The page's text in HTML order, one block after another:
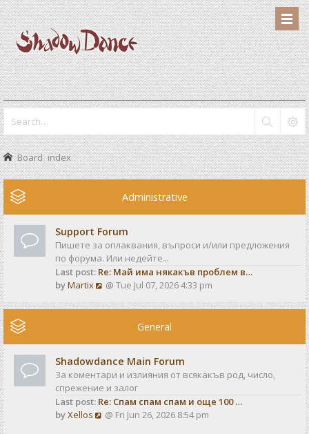
Board index
Administrative
Support Forum
Пишете за оплаквания, въпроси и/или предложения
по форума. Или недейте...
Last post: Re: Май има някакъв проблем в…
byMartix
V
e
e
l
a
t
e
@ Tue Jul 07, 2026 4:33 pm
General
Shadowdance Main Forum
За коментари и излияния от всякакъв род, число,
спрежение и залог
Last post: Re: Спам спам спам и още 100 …
byXellos
V@ Fri Jun 26, 2026 8:54 pm